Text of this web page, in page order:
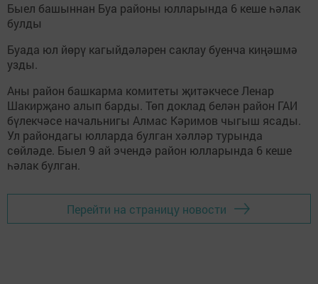
Быел башыннан Буа районы юлларында 6 кеше һәлак
булды
Буада юл йөрү кагыйдәләрен саклау буенча киңәшмә
узды.
Аны район башкарма комитеты җитәкчесе Ленар
Шакирҗано алып барды. Төп доклад белән район ГАИ
бүлекчәсе начальнигы Алмас Кәримов чыгыш ясады.
Ул райондагы юлларда булган хәлләр турында
сөйләде. Быел 9 ай эчендә район юлларында 6 кеше
һәлак булган.
Перейти на страницу новости